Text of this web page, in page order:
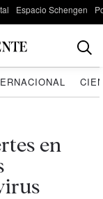
Espacio Schengen
en